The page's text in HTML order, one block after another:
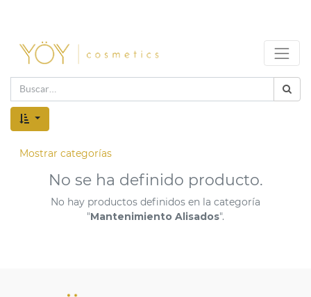
Mostrar categorías
No se ha definido producto.
No hay productos definidos en la categoría
"Mantenimiento Alisados".